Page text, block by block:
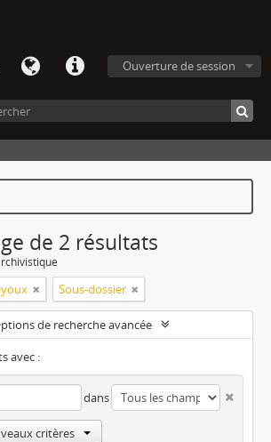
Ouverture de session
de 2 résultats
Sous-dossier
de recherche avancée
avec :
dans
critères